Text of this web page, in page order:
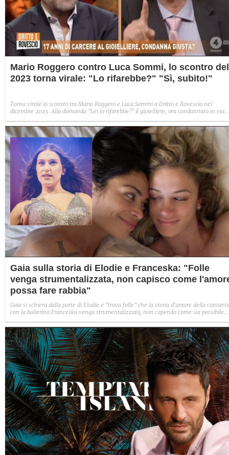
Mario Roggero contro Luca Sommi, lo scontro del
2023 torna virale: "Lo rifarebbe?" "Sì, subito!"
Torna virale lo scontro tra Mario Roggero e Luca Sommi a Dritto e Rovescio nel
dicembre 2023. Alla domanda "Lei lo rifarebbe?" il gioielliere, ora condannato in via
Gaia sulla storia di Elodie e Franceska: "Folle
venga strumentalizzata, non capisco come
possa fare rabbia"
Gaia si schiera dalla parte di Elodie e "trova folle" che la storia d'amore della
con la ballerina Franceska venga strumentalizzata, non capendo come sia possibile